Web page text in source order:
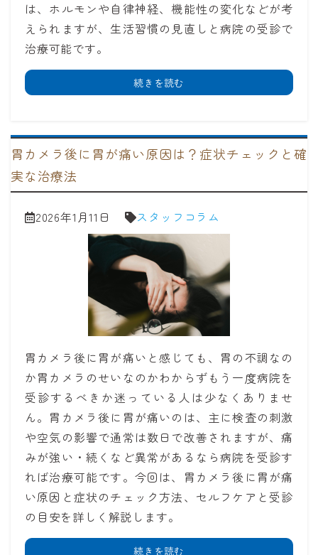
は、ホルモンや自律神経、機能性の変化などが考
えられますが、生活習慣の見直しと病院の受診で
治療可能です。
続きを読む
胃カメラ後に胃が痛い原因は？症状チェックと確
実な治療法
2026年1月11日 スタッフコラム
胃カメラ後に胃が痛いと感じても、胃の不調なの
か胃カメラのせいなのかわからずもう一度病院を
受診するべきか迷っている人は少なくありませ
ん。胃カメラ後に胃が痛いのは、主に検査の刺激
や空気の影響で通常は数日で改善されますが、痛
みが強い・続くなど異常があるなら病院を受診す
れば治療可能です。今回は、胃カメラ後に胃が痛
い原因と症状のチェック方法、セルフケアと受診
の目安を詳しく解説します。
続きを読む